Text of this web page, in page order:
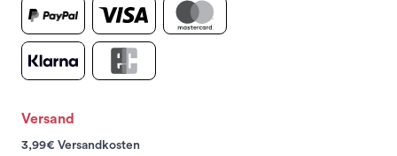
Versand
3,99€ Versandkosten